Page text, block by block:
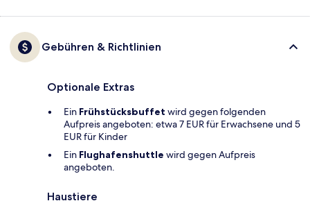
Gebühren & Richtlinien
Optionale Extras
Ein Frühstücksbuffet wird gegen folgenden
Aufpreis angeboten: etwa 7 EUR für Erwachsene und 5
EUR für Kinder
Ein Flughafenshuttle wird gegen Aufpreis
angeboten.
Haustiere